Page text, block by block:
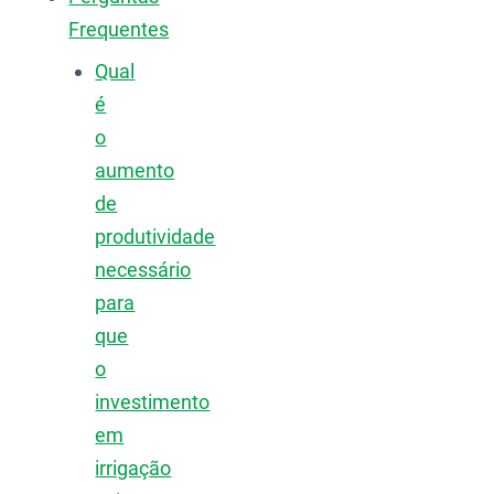
Frequentes
Qual
é
o
aumento
de
produtividade
necessário
para
que
o
investimento
em
irrigação